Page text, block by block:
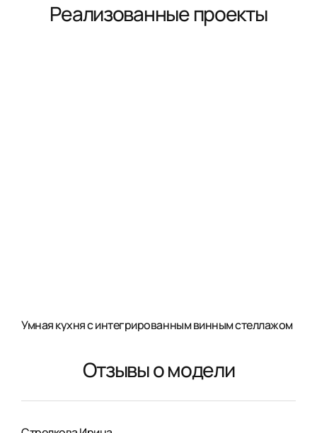
Реализованные проекты
Умная кухня с интегрированным винным стеллажом
Отзывы о модели